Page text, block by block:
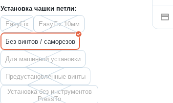
Установка чашки петли:
EasyFix EasyFix 10мм
Без винтов / саморезов
Для машинной установки
Предустановленные винты
Установка без инструментов
PressTo